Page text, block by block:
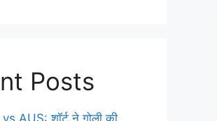
Posts
AUS: शॉर्ट ने गोली की